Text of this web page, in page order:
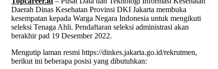
Daerah Dinas Kesehatan Provinsi DKI Jakarta membuka
kesempatan kepada Warga Negara Indonesia untuk mengikuti
seleksi Tenaga Ahli. Pendaftaran seleksi administrasi akan
berakhir pad 19 Desember 2022.
Mengutip laman resmi https://dinkes.jakarta.go.id/rekrutmen,
berikut ini beberapa posisi yang dibutuhkan: